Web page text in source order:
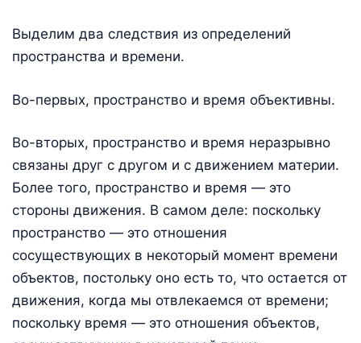
Выделим два следствия из определений
пространства и времени.
Во-первых, пространство и время объективны.
Во-вторых, пространство и время неразрывно
связаны друг с другом и с движением материи.
Более того, пространство и время — это
стороны движения. В самом деле: поскольку
пространство — это отношения
сосуществующих в некоторый момент времени
объектов, постольку оно есть то, что остается от
движения, когда мы отвлекаемся от времени;
поскольку время — это отношения объектов,